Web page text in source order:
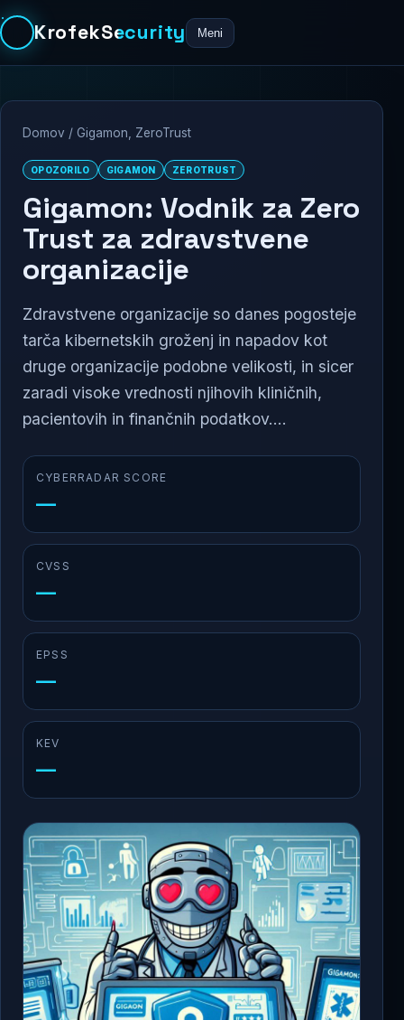
KrofekSecurity Meni
Domov / Gigamon ZeroTrust
OPOZORILO GIGAMON ZEROTRUST
Gigamon: Vodnik za Zero
Trust za zdravstvene
organizacije
Zdravstvene organizacije so danes pogosteje
tarča kibernetskih groženj in napadov kot
druge organizacije podobne velikosti, in sicer
zaradi visoke vrednosti njihovih kliničnih,
pacientovih in finančnih podatkov....
CYBERRADAR SCORE
—
CVSS
—
EPSS
—
KEV
—